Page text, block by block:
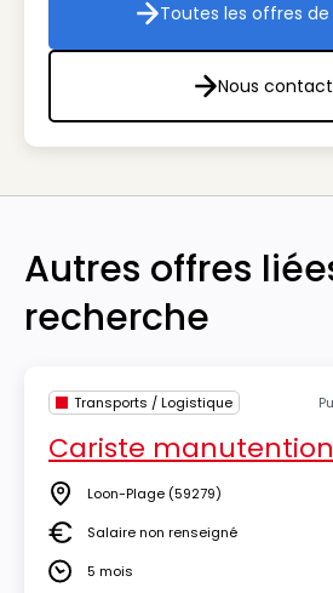
Toutes les offres
Nous
Nous
Autres offres
recherche
Transports / Logistique
Cariste
Lieu Loon-Plage (59279)
SalaireSalaire non renseigné
Durée5 mois